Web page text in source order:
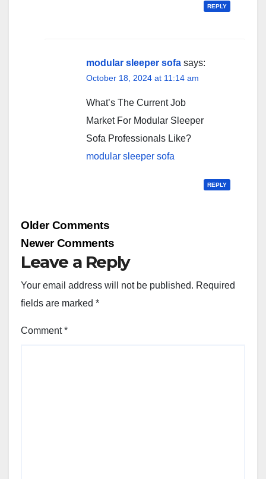
REPLY
modular sleeper sofa says:
October 18, 2024 at 11:14 am
What’s The Current Job
Market For Modular Sleeper
Sofa Professionals Like?
modular sleeper sofa
REPLY
Comment
Older Comments
Newer Comments
Leave a Reply
Your email address will not be published. Required
fields are marked *
Comment*